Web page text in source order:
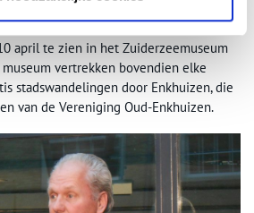
als dat geen reden is om naar
april te zien in het Zuiderzeemuseum
vertrekken bovendien elke
stadswandelingen door Enkhuizen, die
van de Vereniging Oud-Enkhuizen.